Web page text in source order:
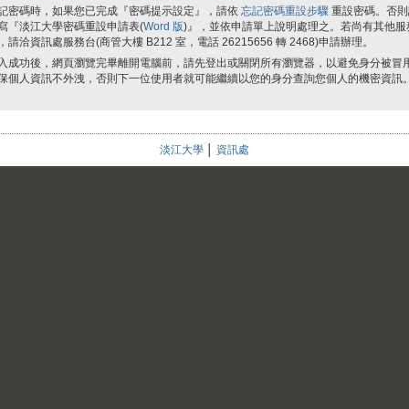
密碼時，如果您已完成『密碼提示設定』，請依 忘記密碼重設步驟 重設密碼。否
『淡江大學密碼重設申請表(Word 版)』，並依申請單上說明處理之。若尚有其他服
請洽資訊處服務台(商管大樓 B212 室，電話 26215656 轉 2468)申請辦理。
成功後，網頁瀏覽完畢離開電腦前，請先登出或關閉所有瀏覽器，以避免身分被冒
個人資訊不外洩，否則下一位使用者就可能繼續以您的身分查詢您個人的機密資訊。
淡江大學 資訊處